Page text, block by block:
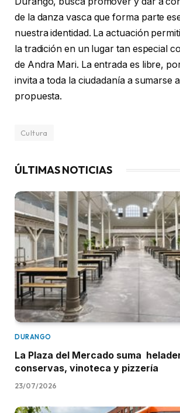
de la danza vasca que forma parte
nuestra identidad. La actuación
la tradición en un lugar tan especial
de Andra Mari. La entrada es libre,
invita a toda la ciudadanía a sumarse
propuesta.
Cultura
ÚLTIMAS NOTICIAS
DURANGO
La Plaza del Mercado suma
conservas, vinoteca y pizzería
23/07/2026